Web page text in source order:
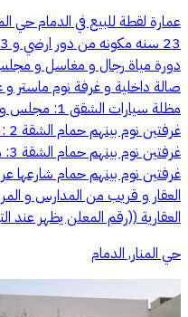
دورة مياة رجال و مغاسل و
صالة داخلية و غرفة نوم ماستر
مظلة سيارات
العقارية ((رقم المعلن يظهر عند
حي المنار, الدمام